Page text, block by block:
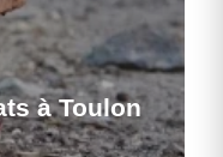
à Toulon